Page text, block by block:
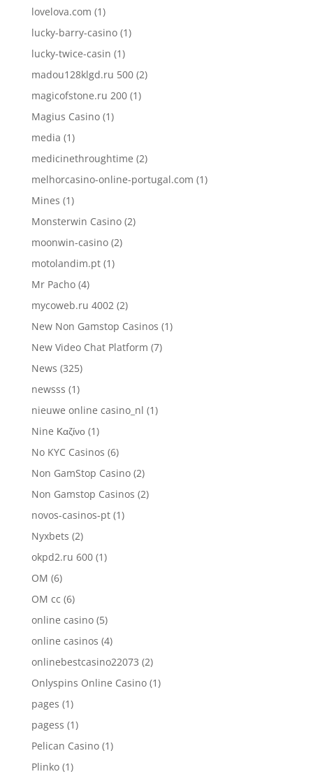
lovelova.com (1)
lucky-barry-casino(1)
lucky-twice-casin (1)
madou128klgd.ru 500(2)
magicofstone.ru 200(1)
Magius Casino(1)
media (1)
medicinethroughtime (2)
melhorcasino-online-portugal.com (1)
Mines (1)
Monsterwin Casino(2)
moonwin-casino(2)
motolandim.pt(1)
Mr Pacho(4)
mycoweb.ru 4002(2)
New Non Gamstop Casinos (1)
New Video Chat Platform (7)
News (325)
newsss (1)
nieuwe online casino_nl (1)
Nine Καζίνο(1)
No KYC Casinos (6)
Non GamStop Casino(2)
Non Gamstop Casinos (2)
novos-casinos-pt(1)
Nyxbets (2)
okpd2.ru 600(1)
OM (6)
OM cc (6)
online casino(5)
online casinos (4)
onlinebestcasino22073 (2)
Onlyspins Online Casino(1)
pages (1)
pagess (1)
Pelican Casino(1)
Plinko(1)